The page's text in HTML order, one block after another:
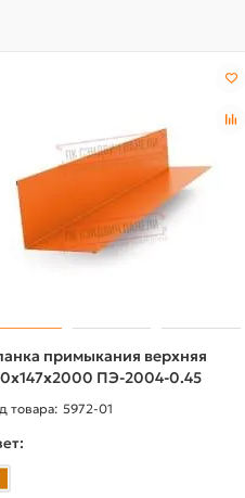
примыкания верхняя
ПЭ-2004-0.45
5972-01